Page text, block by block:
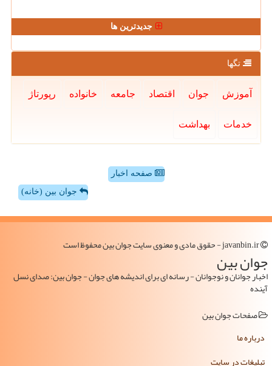
جدیدترین ها
تگها
آموزش جوان اقتصاد جامعه خانواده رپورتاژ
خدمات بهداشت
صفحه اخبار
جوان بین (خانه)
جوان بین
اخبار جوانان و نوجوانان - رسانه ای برای اندیشه های جوان - جوان بین: صدای نسل
آینده
صفحات جوان بین
درباره ما
تبلیغات در سایت